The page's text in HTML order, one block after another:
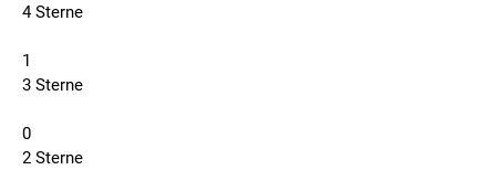
4 Sterne
1
3 Sterne
0
2 Sterne